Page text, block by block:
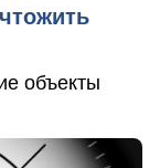
объекты